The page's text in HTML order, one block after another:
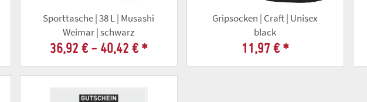
Sporttasche | 38 L | Musashi
Weimar | schwarz
36,92 € - 40,42 € *
Gripsocken | Craft | Unisex
black
11,97 € *